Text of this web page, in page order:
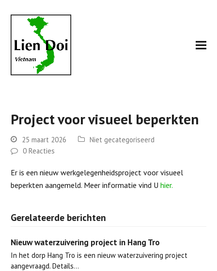
Project voor visueel beperkten
25 maart 2026
Niet gecategoriseerd
0 Reacties
Er is een nieuw werkgelegenheidsproject voor visueel
beperkten aangemeld. Meer informatie vind Uhier.
Gerelateerde berichten
Nieuw waterzuivering project in Hang Tro
In het dorp Hang Tro is een nieuw waterzuivering project
aangevraagd. Details…